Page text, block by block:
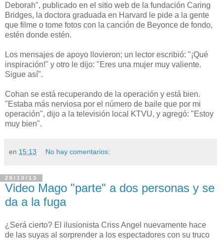
Deborah", publicado en el sitio web de la fundación Caring
Bridges, la doctora graduada en Harvard le pide a la gente
que filme o tome fotos con la canción de Beyonce de fondo,
estén donde estén.
Los mensajes de apoyo llovieron; un lector escribió: "¡Qué
inspiración!" y otro le dijo: "Eres una mujer muy valiente.
Sigue así".
Cohan se está recuperando de la operación y está bien.
"Estaba más nerviosa por el número de baile que por mi
operación", dijo a la televisión local KTVU, y agregó: "Estoy
muy bien".
en 15:13 No hay comentarios:
28/10/13
Video Mago "parte" a dos personas y se
da a la fuga
¿Será cierto? El ilusionista Criss Angel nuevamente hace
de las suyas al sorprender a los espectadores con su truco